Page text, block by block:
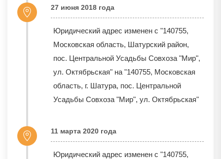
27 июня 2018 года
Юридический адрес изменен с "140755,
Московская область, Шатурский район,
пос. Центральной Усадьбы Совхоза "Мир",
ул. Октябрьская" на "140755, Московская
область, г. Шатура, пос. Центральной
Усадьбы Совхоза "Мир", ул. Октябрьская"
11 марта 2020 года
Юридический адрес изменен с "140755,